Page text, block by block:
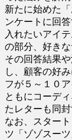
新たに始めた
ンケートに回
入れたいアイ
の部分、好き
その回答結果
し、顧客の好
フが５～１０
ともにコーデ
たレターも同封
なお、スター
ツ「ゾゾスー